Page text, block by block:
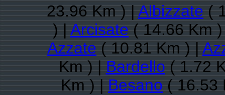
23.96 Km ) |Albizzate(
) |Arcisate( 14.66 Km
Azzate( 10.81 Km ) |
Km ) |Bardello( 1.72
Km ) |Besano( 16.53